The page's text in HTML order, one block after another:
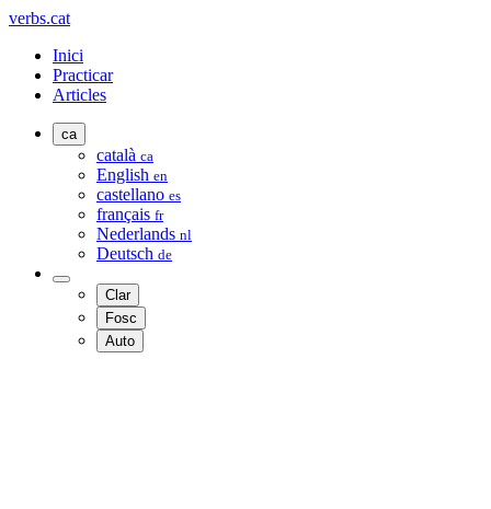
verbs.cat
Inici
Practicar
Articles
ca
català ca
English en
castellano es
français fr
Nederlands nl
Deutsch de
Clar
Fosc
Auto